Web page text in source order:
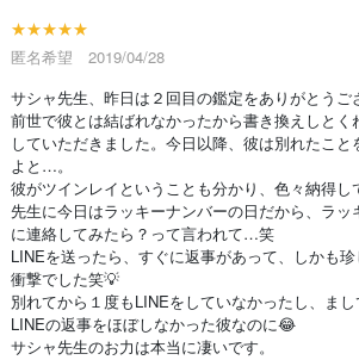
★★★★★
匿名希望 2019/04/28
サシャ先生、昨日は２回目の鑑定をありがとうご
前世で彼とは結ばれなかったから書き換えしとく
していただきました。今日以降、彼は別れたこと
よと…。
彼がツインレイということも分かり、色々納得し
先生に今日はラッキーナンバーの日だから、ラッ
に連絡してみたら？って言われて…笑
LINEを送ったら、すぐに返事があって、しかも
衝撃でした笑💡
別れてから１度もLINEをしていなかったし、ま
LINEの返事をほぼしなかった彼なのに😂
サシャ先生のお力は本当に凄いです。